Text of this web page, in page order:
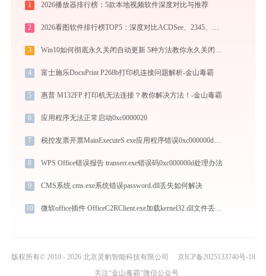
1 2026播放器排行榜：5款本地视频软件深度对比与推荐
2 2026看图软件排行榜TOP5：深度对比ACDSee、2345、光影、Honeyview、FastStone
3 Win10如何彻底永久关闭自动更新 5种方法教你永久关闭win10自动更新
4 富士施乐DocuPrint P268b打印机连接问题解析-金山毒霸
5 惠普 M132FP 打印机无法连接？教你解决方法！-金山毒霸
6 应用程序无法正常启动0xc0000020
7 税控发票开票MainExecuteS.exe应用程序错误0xc000000d解决方法
8 WPS Office错误报告 transerr.exe错误码0xc000000d处理办法
9 CMS系统 cms.exe系统错误password.dll丢失如何解决
10 微软office插件 OfficeC2RClient.exe加载kernel32.dll文件丢失处理办法
版权所有© 2010 - 2026 北京灵豹智能科技有限公司
京ICP备2025133740号-18
关注“金山毒霸”微信公众号